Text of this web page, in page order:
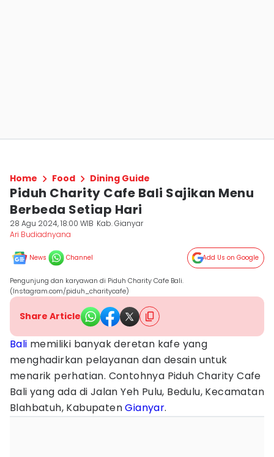
Home Food Dining Guide
Piduh Charity Cafe Bali Sajikan Menu
Berbeda Setiap Hari
28 Agu 2024, 18:00 WIB Kab. Gianyar
Ari Budiadnyana
News Channel Add Us on Google
Pengunjung dan karyawan di Piduh Charity Cafe Bali.
(Instagram.com/piduh_charitycafe)
Share Article
Bali memiliki banyak deretan kafe yang
menghadirkan pelayanan dan desain untuk
menarik perhatian. Contohnya Piduh Charity Cafe
Bali yang ada di Jalan Yeh Pulu, Bedulu, Kecamatan
Blahbatuh, KabupatenGianyar.